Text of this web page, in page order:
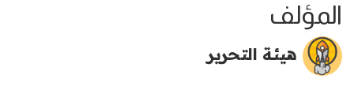
المؤلف
هيئة التحرير